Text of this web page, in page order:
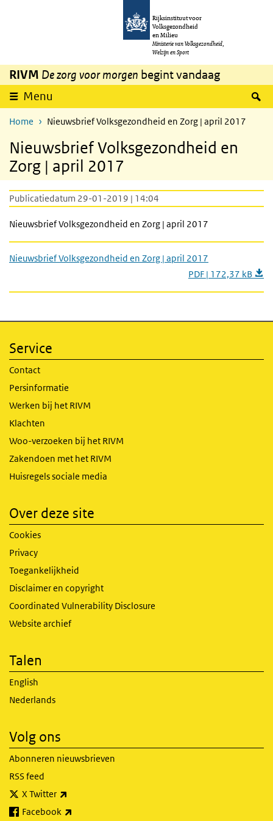
Overslaan en naar de inhoud gaan
Rijksinstituut voor
Volksgezondheid
en Milieu
Ministerie van Volksgezondheid,
Welzijn en Sport
RIVM De zorg voor morgen begint vandaag
Menu
Home Nieuwsbrief Volksgezondheid en Zorg | april 2017
Nieuwsbrief Volksgezondheid en
Zorg | april 2017
Publicatiedatum 29-01-2019 | 14:04
Nieuwsbrief Volksgezondheid en Zorg | april 2017
Nieuwsbrief Volksgezondheid en Zorg | april 2017
PDF | 172,37 kB
Service
Contact
Persinformatie
Werken bij het RIVM
Klachten
Woo-verzoeken bij het RIVM
Zakendoen met het RIVM
Huisregels sociale media
Over deze site
Cookies
Privacy
Toegankelijkheid
Disclaimer en copyright
Coordinated Vulnerability Disclosure
Website archief
Talen
English
Nederlands
Volg ons
Abonneren nieuwsbrieven
RSS feed
X Twitter
Facebook